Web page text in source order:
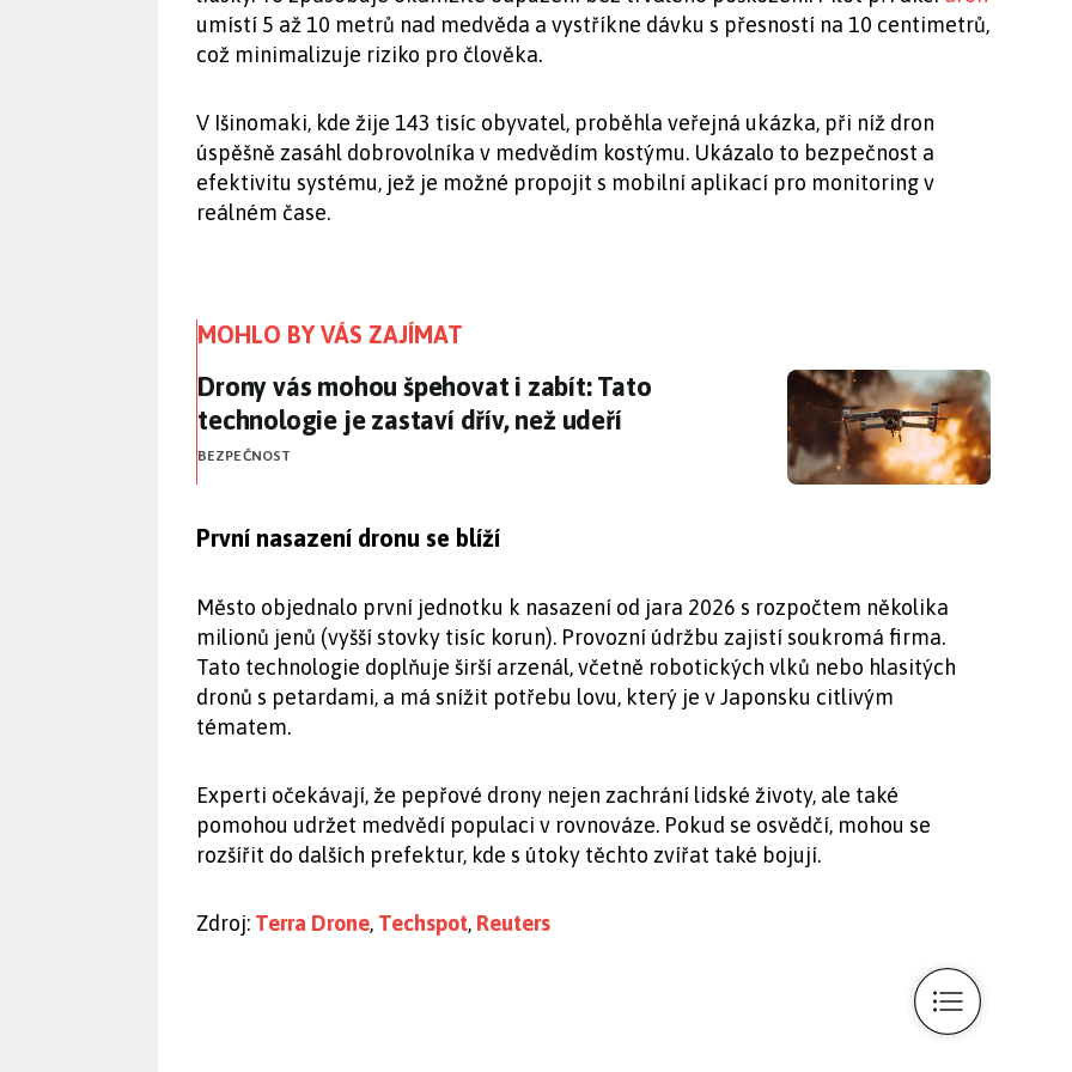
umístí 5 až 10 metrů nad medvěda a vystříkne dávku s přesností na 10 centimetrů,
což minimalizuje riziko pro člověka.
V Išinomaki, kde žije 143 tisíc obyvatel, proběhla veřejná ukázka, při níž dron
úspěšně zasáhl dobrovolníka v medvědím kostýmu. Ukázalo to bezpečnost a
efektivitu systému, jež je možné propojit s mobilní aplikací pro monitoring v
reálném čase.
MOHLO BY VÁS ZAJÍMAT
Drony vás mohou špehovat i zabít: Tato technologie je zastaví dřív, než
Drony vás mohou špehovat i zabít: Tato
technologie je zastaví dřív, než udeří
BEZPEČNOST
První nasazení dronu se blíží
Město objednalo první jednotku k nasazení od jara 2026 s rozpočtem několika
milionů jenů (vyšší stovky tisíc korun). Provozní údržbu zajistí soukromá firma.
Tato technologie doplňuje širší arzenál, včetně robotických vlků nebo hlasitých
dronů s petardami, a má snížit potřebu lovu, který je v Japonsku citlivým
tématem.
Experti očekávají, že pepřové drony nejen zachrání lidské životy, ale také
pomohou udržet medvědí populaci v rovnováze. Pokud se osvědčí, mohou se
rozšířit do dalších prefektur, kde s útoky těchto zvířat také bojují.
Zdroj: Terra Drone, Techspot, Reuters